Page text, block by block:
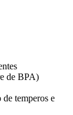
de BPA)
de temperos e